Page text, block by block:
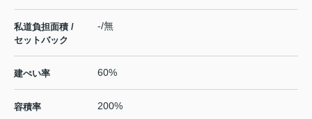
私道負担面積 /
セットバック
-/無
建ぺい率 60%
容積率 200%